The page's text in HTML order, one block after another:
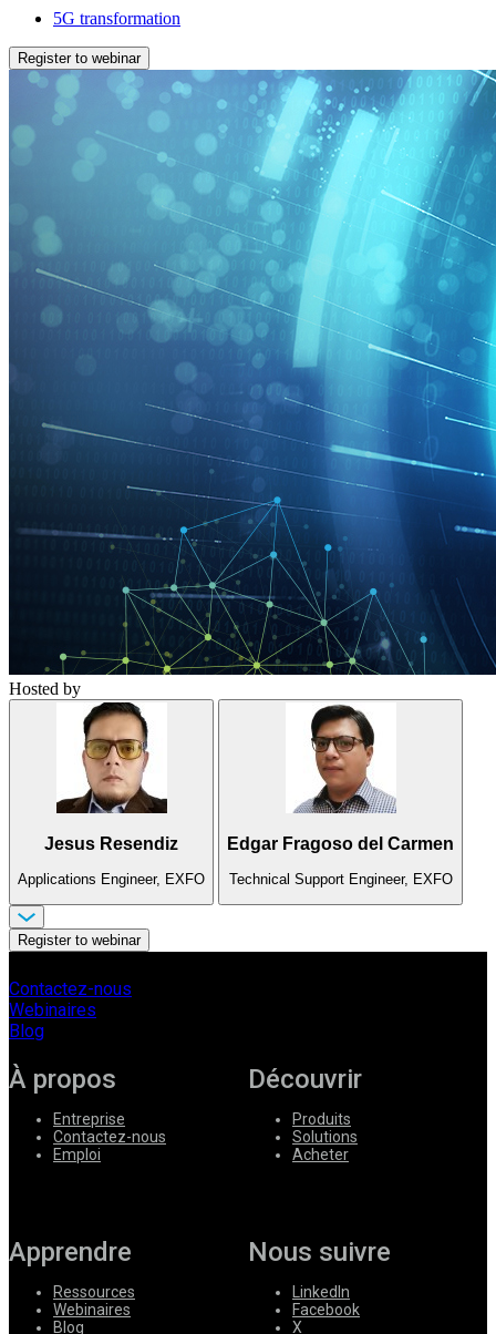
5G transformation
Register to webinar
Hosted by
Jesus Resendiz
Applications Engineer, EXFO
Edgar Fragoso del Carmen
Technical Support Engineer, EXFO
Register to webinar
Contactez-nous
Webinaires
Blog
À propos
Entreprise
Contactez-nous
Emploi
Découvrir
Produits
Solutions
Acheter
Apprendre
Ressources
Webinaires
Blog
Nous suivre
LinkedIn
Facebook
X